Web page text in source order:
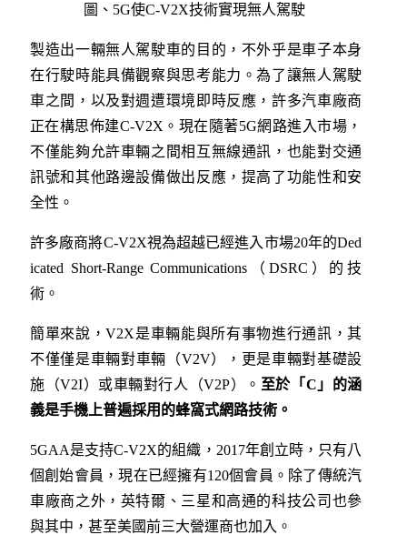
圖、 5G使C-V2X技術實現無人駕駛
製造出一輛無人駕駛車的目的，不外乎是車子本身
在行駛時能具備觀察與思考能力。為了讓無人駕駛
車之間，以及對週遭環境即時反應，許多汽車廠商
正在構思佈建C-V2X。現在隨著5G網路進入市場，
不僅能夠允許車輛之間相互無線通訊，也能對交通
訊號和其他路邊設備做出反應，提高了功能性和安
全性。
許多廠商將C-V2X視為超越已經進入市場20年的Ded
icated Short-Range Communications（DSRC）的技
術。
簡單來說，V2X是車輛能與所有事物進行通訊，其
不僅僅是車輛對車輛（V2V），更是車輛對基礎設
施（V2I）或車輛對行人（V2P）。 至於「 C 」的涵
義是手機上普遍採用的蜂窩式網路技術。
5GAA是支持C-V2X的組織，2017年創立時，只有八
個創始會員，現在已經擁有120個會員。除了傳統汽
車廠商之外，英特爾、三星和高通的科技公司也參
與其中，甚至美國前三大營運商也加入。